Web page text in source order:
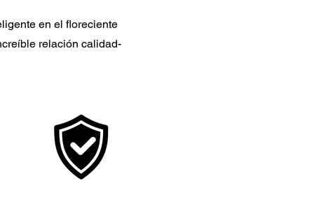
en el floreciente
relación calidad-